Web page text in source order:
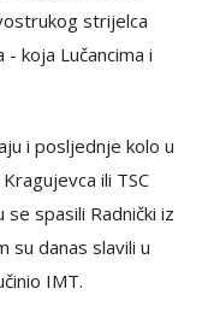
strijelca
- koja Lučancima i
i posljednje kolo u
ili TSC
spasili Radnički iz
su danas slavili u
IMT.